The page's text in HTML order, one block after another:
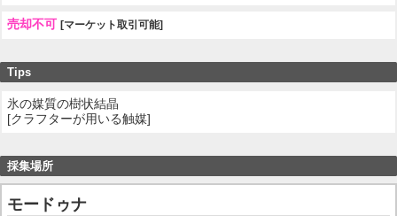
売却不可 [マーケット取引可能]
Tips
氷の媒質の樹状結晶
[クラフターが用いる触媒]
採集場所
モードゥナ